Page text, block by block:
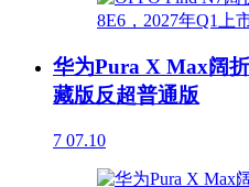
华为Pura X Max阔
藏版反超普通版
7 07.10